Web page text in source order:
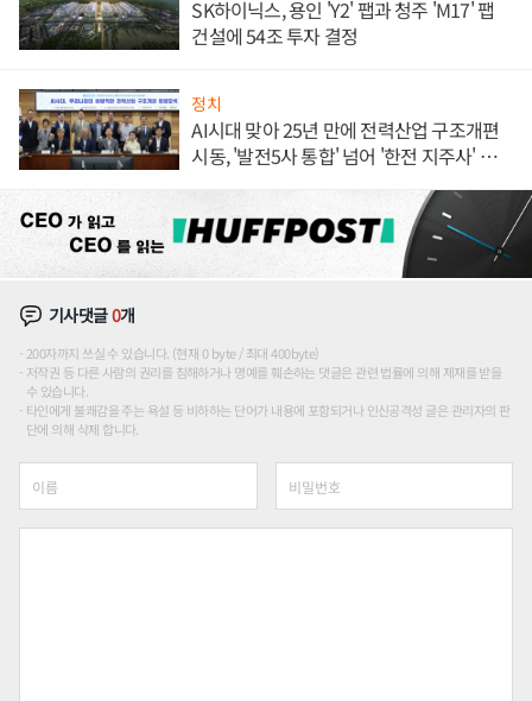
SK하이닉스, 용인 'Y2' 팹과 청주 'M17' 팹
건설에 54조 투자 결정
정치
AI시대 맞아 25년 만에 전력산업 구조개편
시동, '발전5사 통합' 넘어 '한전 지주사' 재편
기사댓글0개
200자까지 쓰실 수 있습니다. (현재 0 byte / 최대 400byte)
저작권 등 다른 사람의 권리를 침해하거나 명예를 훼손하는 댓글은 관련 법률에 의해 제재를 받을
수 있습니다.
타인에게 불쾌감을 주는 욕설 등 비하하는 단어가 내용에 포함되거나 인신공격성 글은 관리자의 판
단에 의해 삭제 합니다.